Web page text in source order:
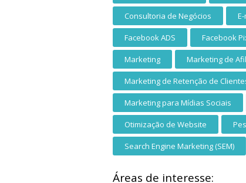
Consultoria de Negócios
Facebook ADS Facebook
Marketing Marketing de
Marketing de Retenção de
Marketing para Mídias Sociais
Otimização de Website
Search Engine Marketing (SEM)
Áreas de interesse: